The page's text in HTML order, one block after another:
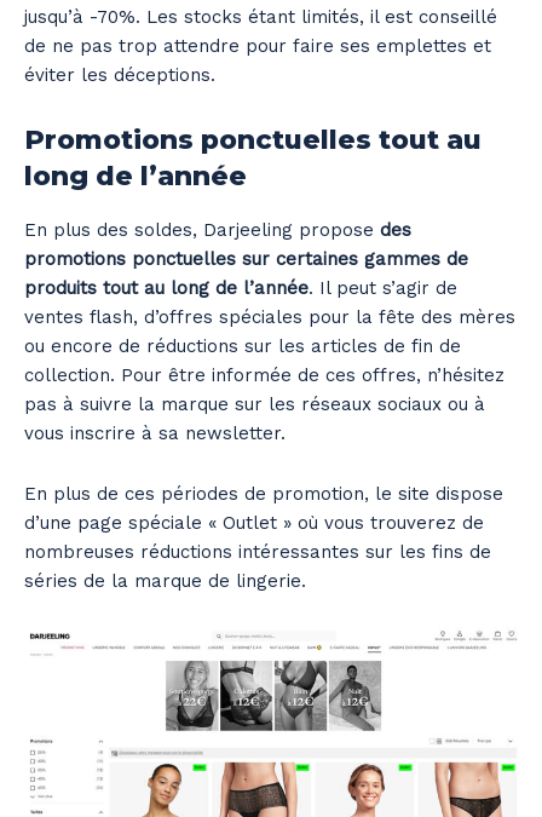
jusqu’à -70%. Les stocks étant limités, il est conseillé
de ne pas trop attendre pour faire ses emplettes et
éviter les déceptions.
Promotions ponctuelles tout au
long de l’année
En plus des soldes, Darjeeling propose des
promotions ponctuelles sur certaines gammes de
produits tout au long de l’année. Il peut s’agir de
ventes flash, d’offres spéciales pour la fête des mères
ou encore de réductions sur les articles de fin de
collection. Pour être informée de ces offres, n’hésitez
pas à suivre la marque sur les réseaux sociaux ou à
vous inscrire à sa newsletter.
En plus de ces périodes de promotion, le site dispose
d’une page spéciale « Outlet » où vous trouverez de
nombreuses réductions intéressantes sur les fins de
séries de la marque de lingerie.